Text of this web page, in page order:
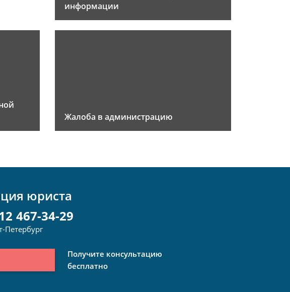
информации
Жалоба в администрацию
юриста
467-34-29
Петербург
Получите консультацию
бесплатно